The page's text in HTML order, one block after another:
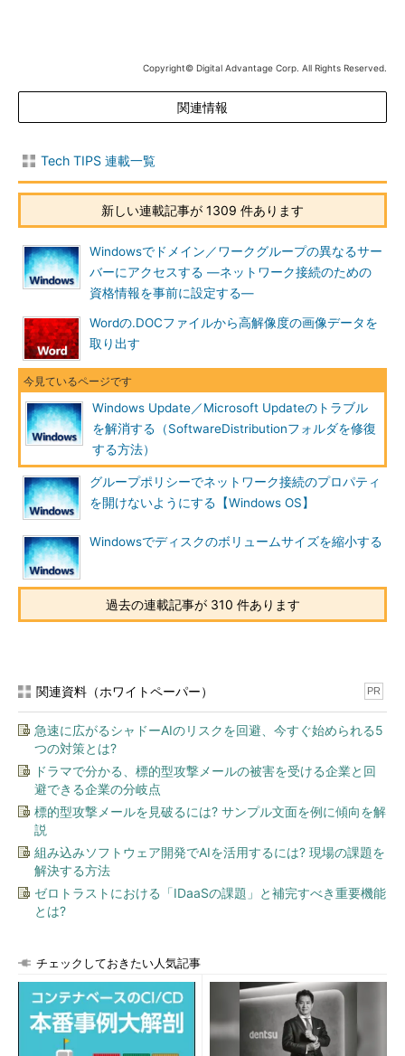
はないので、憶えておくとエラーの迅速な解決の一助となるだろ
う。
●適用履歴が消えることに注意
本稿で説明する手順でSoftwareDistributionフォルダを修復す
ると、WU／MU／自動更新で適用した過去の修正プログラムの
履歴が消えてしまう（修正プログラムそのものがアンインストー
ルされるわけではない）。必要であれば、WU／MUの［オプシ
ョン］－［更新履歴の表示］を実行し、表示された適用履歴を保
損していると履歴が表示できない可能性もある。それこそエラー
の原因だと考えられるので、その場合は適用履歴の保存はあきら
めるしかない。
●SoftwareDistributionフォルダを修復する手順
■手順1――WU／MU関連のサービスを停止する
まず、管理者としてWindows OSにログオンし、自動更新と
BITS（Background Intelligent Transfer Service）というサービ
スをそれぞれ停止する。これらのサービスが起動したままだと、
%SystemRoot%\SoftwareDistributionフォルダにあるファイルが
ロックされてしまい、後述するリネームの操作ができない。な
お、BITSはWU／MU以外のアプリケーションから利用されるこ
ともあるので、修復中はほかの作業を止めておいた方がよいだろ
ービスの停止］ボタンをクリックする。
「Automatic Updates」または「Windows Update」、
「自動更新」
「Background Intelligent Transfer Service」
なお、［スタートアップの種類］は［自動］のまま変更しない
ように注意すること。［手動］［無効］に変えるとWU／MUの
実行に失敗してしまう。
［サービス］で自動更新とBITSのサービスを停止
させる
これはWindows XPの［サービス］の画面だが、
ほかのWindows OSでも同様に操作できる。
Copyright© Digital Advantage Corp. All Rights Reserved.
関連情報
Tech TIPS 連載一覧
新しい連載記事が 1309 件あります
Windowsでドメイン／ワークグループの異なるサー
バーにアクセスする ―ネットワーク接続のための
資格情報を事前に設定する―
Wordの.DOCファイルから高解像度の画像データを
取り出す
Windows Update／Microsoft Updateのトラブル
を解消する（SoftwareDistributionフォルダを修復
する方法）
グループポリシーでネットワーク接続のプロパティ
を開けないようにする【Windows OS】
Windowsでディスクのボリュームサイズを縮小する
過去の連載記事が 310 件あります
関連資料（ホワイトペーパー） PR
急速に広がるシャドーAIのリスクを回避、今すぐ始められる5
つの対策とは?
ドラマで分かる、標的型攻撃メールの被害を受ける企業と回
避できる企業の分岐点
標的型攻撃メールを見破るには? サンプル文面を例に傾向を解
説
組み込みソフトウェア開発でAIを活用するには? 現場の課題を
解決する方法
ゼロトラストにおける「IDaaSの課題」と補完すべき重要機能
とは?
チェックしておきたい人気記事